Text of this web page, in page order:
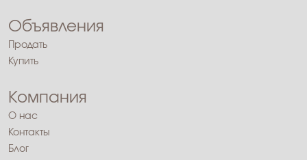
Объявления
Продать
Купить
Компания
О нас
Контакты
Блог